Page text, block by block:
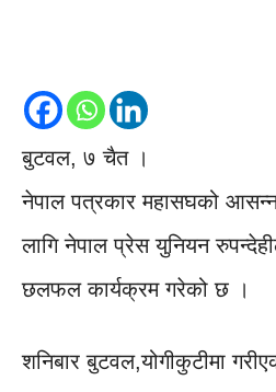
बुटवल, ७ चैत ।
नेपाल पत्रकार महासघको आसन्न
लागि नेपाल प्रेस युनियन
छलफल कार्यक्रम गरेको छ ।
शनिबार बुटवल,योगीकुटीमा